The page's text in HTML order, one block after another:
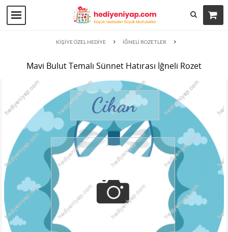
KİŞİYE ÖZEL HEDİYE İĞNELİ ROZETLER
Mavi Bulut Temalı Sünnet Hatırası İğneli Rozet